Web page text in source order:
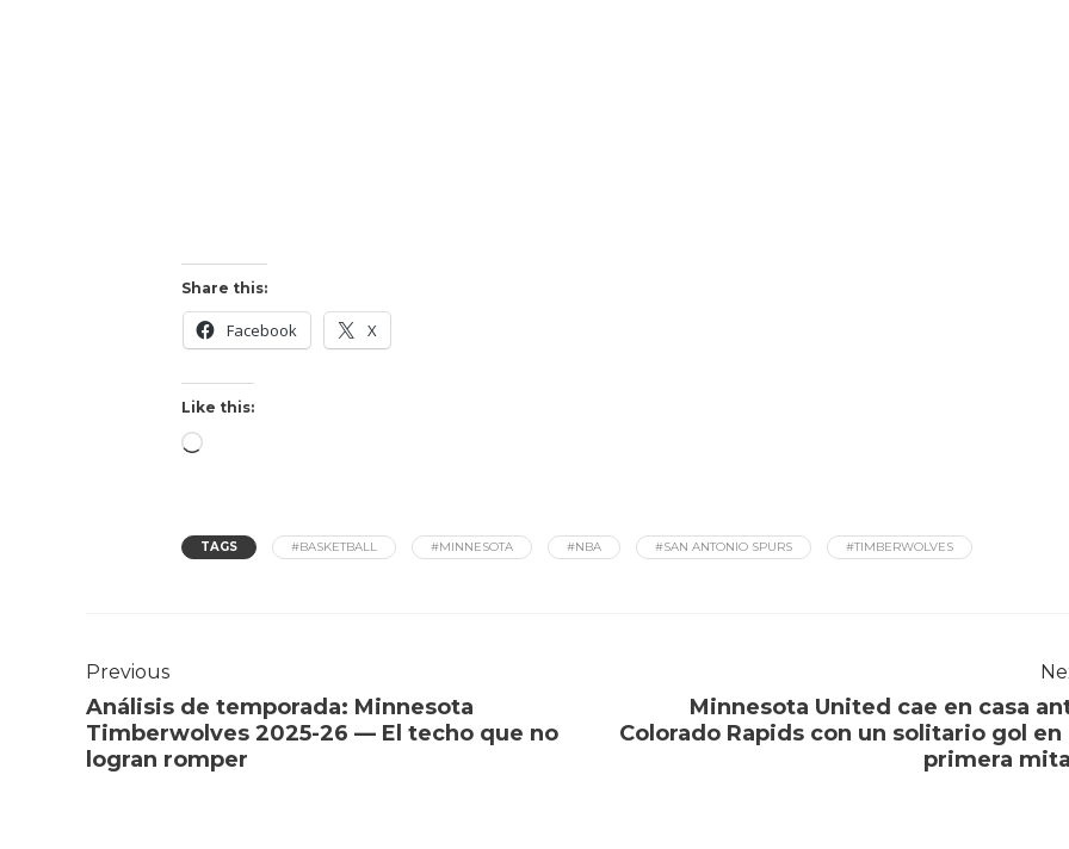
Share this:
Facebook X
Like this:
TAGS #BASKETBALL #MINNESOTA #NBA #SAN ANTONIO SPURS #TIMBERWOLVES
Previous
Análisis de temporada: Minnesota
Timberwolves 2025-26 — El techo que no
logran romper
Minnesota United cae en casa
Colorado Rapids con un solitario gol en
primera